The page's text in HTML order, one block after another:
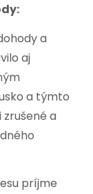
a
aj
a týmto
a
príjme